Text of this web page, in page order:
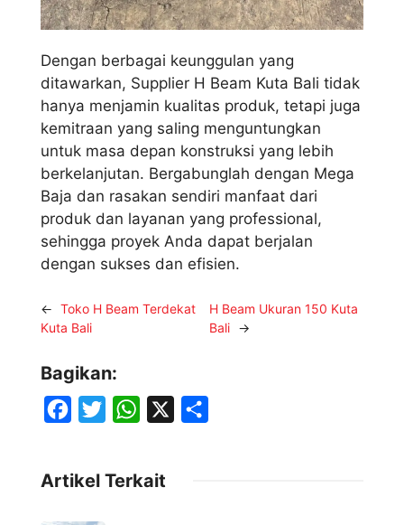
Dengan berbagai keunggulan yang
ditawarkan, Supplier H Beam Kuta Bali tidak
hanya menjamin kualitas produk, tetapi juga
kemitraan yang saling menguntungkan
untuk masa depan konstruksi yang lebih
berkelanjutan. Bergabunglah dengan Mega
Baja dan rasakan sendiri manfaat dari
produk dan layanan yang professional,
sehingga proyek Anda dapat berjalan
dengan sukses dan efisien.
← Toko H Beam Terdekat
Kuta Bali
H Beam Ukuran 150 Kuta
Bali
→
Bagikan:
e
b
t
W
t
Artikel Terkait